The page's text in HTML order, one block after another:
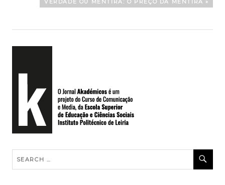
POST:
VERDADE OU MENTIRA: O PREÇO DA MENTIRA